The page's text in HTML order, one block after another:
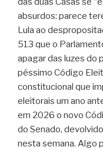
absurdos: parece
Lula ao
513 que o
apagar das luzes do
péssimo Código
constitucional que
eleitorais um ano
em 2026 o novo
do Senado,
nesta semana. Algo